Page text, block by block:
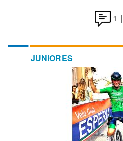
1 |
JUNIORES